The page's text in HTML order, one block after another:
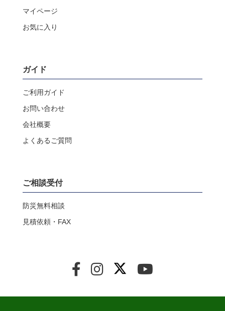
マイページ
お気に入り
ガイド
ご利用ガイド
お問い合わせ
会社概要
よくあるご質問
ご相談受付
防災無料相談
見積依頼・FAX